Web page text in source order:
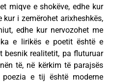
miqve e shokëve, edhe kur
i zemërohet arixheshkës,
edhe kur nervozohet me
e lirikës e poetit është e
besnik realitetit, pa fluturuar
të, në kërkim të parajsës
e tij është moderne